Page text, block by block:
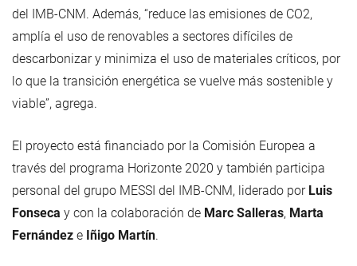
del IMB-CNM. Además, “reduce las emisiones de CO2,
amplía el uso de renovables a sectores difíciles de
descarbonizar y minimiza el uso de materiales críticos, por
lo que la transición energética se vuelve más sostenible y
viable”, agrega.
El proyecto está financiado por la Comisión Europea a
través del programa Horizonte 2020 y también participa
personal del grupo MESSI del IMB-CNM, liderado por Luis
Fonseca y con la colaboración de Marc Salleras, Marta
Fernández e Iñigo Martín.